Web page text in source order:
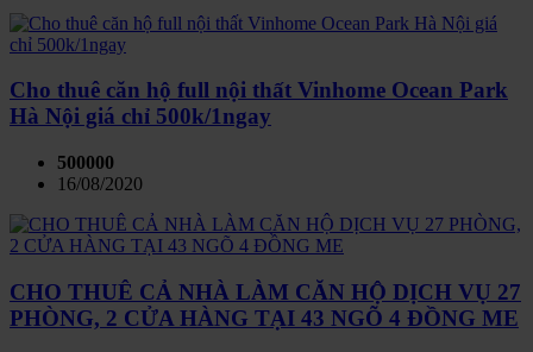
Cho thuê căn hộ full nội thất Vinhome Ocean Park
Hà Nội giá chỉ 500k/1ngay
500000
16/08/2020
CHO THUÊ CẢ NHÀ LÀM CĂN HỘ DỊCH VỤ 27
PHÒNG, 2 CỬA HÀNG TẠI 43 NGÕ 4 ĐỒNG ME